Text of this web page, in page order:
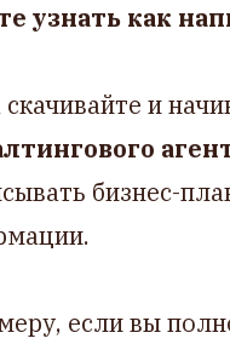
узнать как
и
бизнес-
если вы